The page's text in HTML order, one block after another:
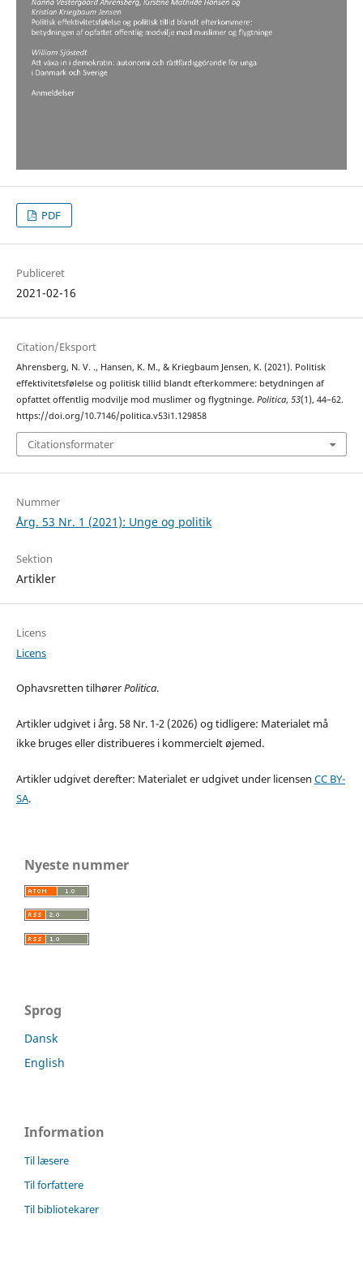
PDF
Publiceret
2021-02-16
Citation/Eksport
Ahrensberg, N. V. ., Hansen, K. M., & Kriegbaum Jensen, K. (2021). Politisk
effektivitetsfølelse og politisk tillid blandt efterkommere: betydningen af
opfattet offentlig modvilje mod muslimer og flygtninge. Politica, 53(1), 44–62.
https://doi.org/10.7146/politica.v53i1.129858
Citationsformater
Nummer
Årg. 53 Nr. 1 (2021): Unge og politik
Sektion
Artikler
Licens
Licens
Ophavsretten tilhørerPolitica.
Artikler udgivet i årg. 58 Nr. 1-2 (2026) og tidligere: Materialet må
ikke bruges eller distribueres i kommercielt øjemed.
Artikler udgivet derefter: Materialet er udgivet under licensen CC BY-
SA.
Nyeste nummer
Sprog
Dansk
English
Information
Til læsere
Til forfattere
Til bibliotekarer